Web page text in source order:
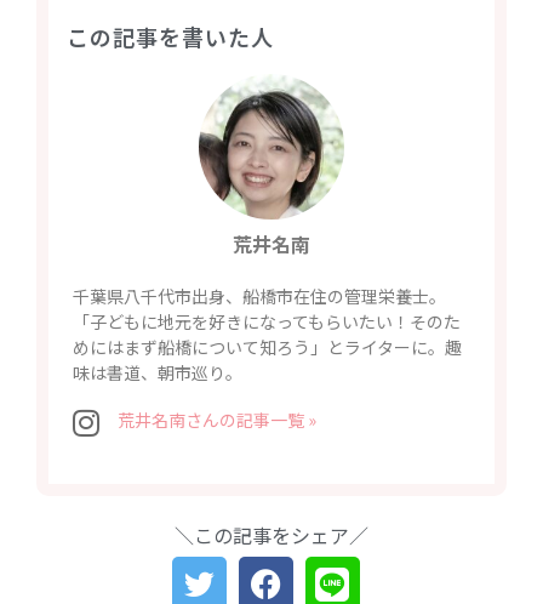
この記事を書いた人
荒井名南
千葉県八千代市出身、船橋市在住の管理栄養士。
「子どもに地元を好きになってもらいたい！そのた
めにはまず船橋について知ろう」とライターに。趣
味は書道、朝市巡り。
荒井名南さんの記事一覧 »
＼この記事をシェア／